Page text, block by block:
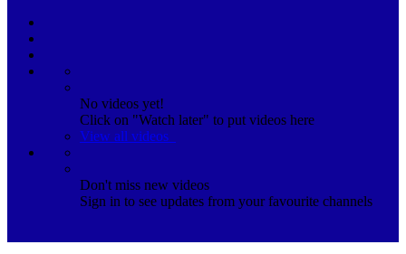
No videos yet!
Click on "Watch later" to put videos here
View all videos
Don't miss new videos
Sign in to see updates from your favourite channels